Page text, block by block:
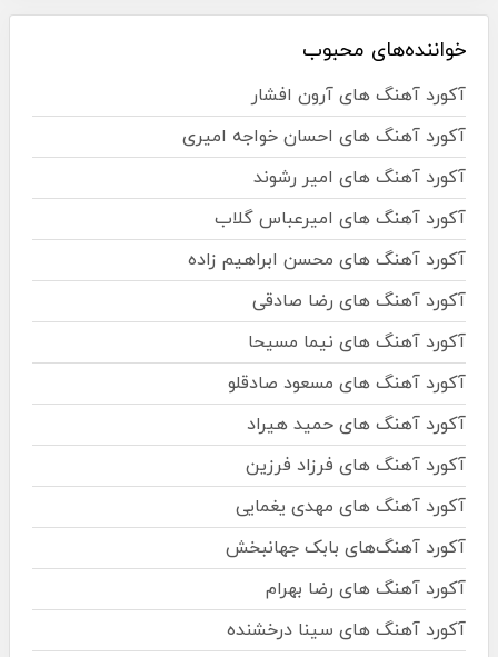
خواننده‌های محبوب
آکورد آهنگ های آرون افشار
آکورد آهنگ های احسان خواجه امیری
آکورد آهنگ های امیر رشوند
آکورد آهنگ های امیرعباس گلاب
آکورد آهنگ های محسن ابراهیم زاده
آکورد آهنگ های رضا صادقی
آکورد آهنگ های نیما مسیحا
آکورد آهنگ های مسعود صادقلو
آکورد آهنگ های حمید هیراد
آکورد آهنگ های فرزاد فرزین
آکورد آهنگ های مهدی یغمایی
آکورد آهنگ‌های بابک جهانبخش
آکورد آهنگ های رضا بهرام
آکورد آهنگ های سینا درخشنده